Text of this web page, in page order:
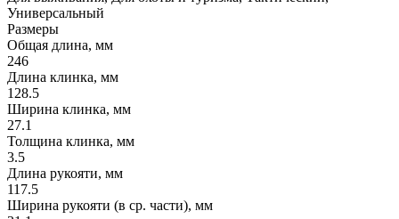
Универсальный
Размеры
Общая длина, мм
246
Длина клинка, мм
128.5
Ширина клинка, мм
27.1
Толщина клинка, мм
3.5
Длина рукояти, мм
117.5
Ширина рукояти (в ср. части), мм